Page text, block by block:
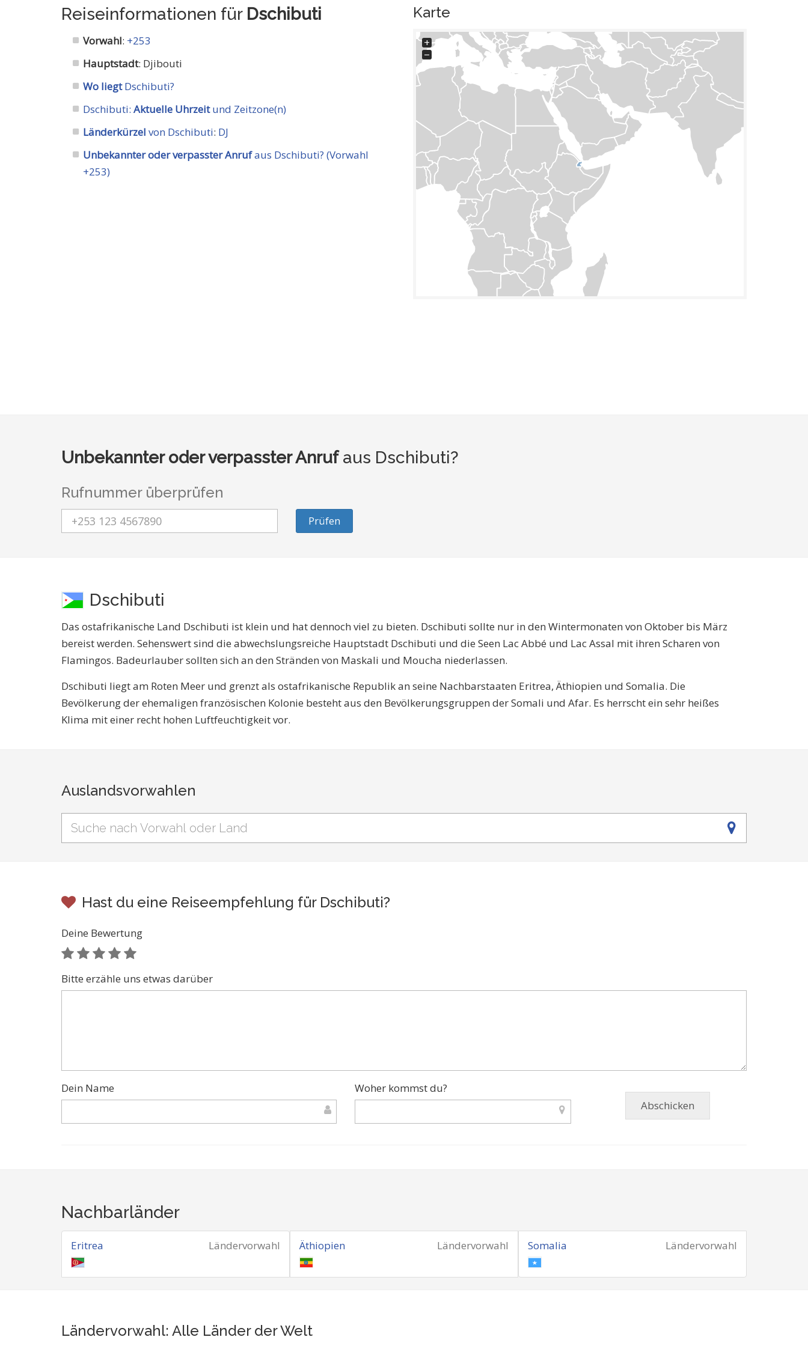
Reiseinformationen für Dschibuti
Vorwahl: +253
Hauptstadt: Djibouti
Wo liegtDschibuti?
Dschibuti:Aktuelle Uhrzeitund Zeitzone(n)
Länderkürzel von Dschibuti: DJ
Unbekannter oder verpasster Anrufaus Dschibuti? (Vorwahl
+253)
Karte
+
−
Unbekannter oder verpasster Anrufaus Dschibuti?
Rufnummer überprüfen
Prüfen
Dschibuti
Das ostafrikanische Land Dschibuti ist klein und hat dennoch viel zu bieten. Dschibuti sollte nur in den Wintermonaten von Oktober bis März
bereist werden. Sehenswert sind die abwechslungsreiche Hauptstadt Dschibuti und die Seen Lac Abbé und Lac Assal mit ihren Scharen von
Flamingos. Badeurlauber sollten sich an den Stränden von Maskali und Moucha niederlassen.
Dschibuti liegt am Roten Meer und grenzt als ostafrikanische Republik an seine Nachbarstaaten Eritrea, Äthiopien und Somalia. Die
Bevölkerung der ehemaligen französischen Kolonie besteht aus den Bevölkerungsgruppen der Somali und Afar. Es herrscht ein sehr heißes
Klima mit einer recht hohen Luftfeuchtigkeit vor.
Auslandsvorwahlen
Hast du eine Reiseempfehlung für Dschibuti?
Deine Bewertung
Bitte erzähle uns etwas darüber
Dein Name Woher kommst du?
Nachbarländer
Ländervorwahl
Eritrea Ländervorwahl
Äthiopien Ländervorwahl
Somalia
Ländervorwahl: Alle Länder der Welt